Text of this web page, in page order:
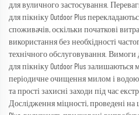
для вуличного застосування.
для пікніку Outdoor Plus
споживачів, оскільки початкові
використання без необхідності
технічного обслуговування.
для пікніку Outdoor Plus
періодичне очищення милом і
та прості захисні заходи під час
Дослідження міцності, проведені на